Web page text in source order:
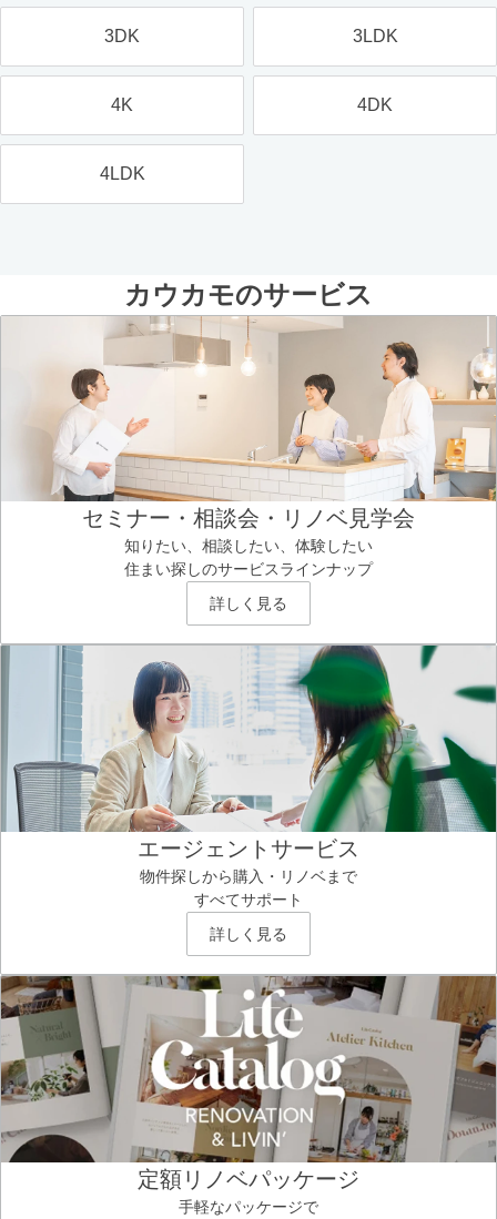
3DK 3LDK
4K 4DK
4LDK
カウカモのサービス
セミナー・相談会・リノベ見学会
知りたい、相談したい、体験したい
住まい探しのサービスラインナップ
詳しく見る
エージェントサービス
物件探しから購入・リノベまで
すべてサポート
詳しく見る
定額リノベパッケージ
手軽なパッケージで